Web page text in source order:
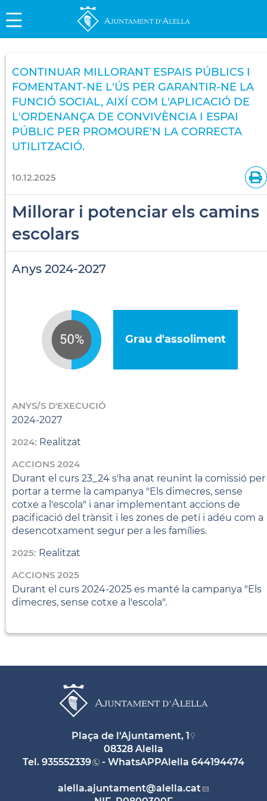
CONTINUAR MILLORANT ESPAIS PÚBLICS I
FOMENTANT-NE L'ÚS PER GARANTIR-NE LA
FUNCIÓ SOCIAL, AIXÍ COM L'APLICACIÓ DE
L'ORDENANÇA DE CONVIVÈNCIA I ESPAI
PÚBLIC PER PROMOURE'N LA CORRECTA
UTILITZACIÓ.
10.12.2025
Millorar i potenciar els camins
escolars
Anys 2024-2027
Grau d'assoliment
ANYS/S D'EXECUCIÓ
2024-2027
2024: Realitzat
ACCIONS 2024
Durant el curs 23_24 s'ha anat reunint la comissió per
portar a terme la campanya "Els dimecres, sense
cotxe a l'escola" i anar implementant accions de
pacificació del trànsit i les zones de petí i adéu com a
desencotxament segur per a les famílies.
2025: Realitzat
ACCIONS 2025
Durant el curs 2024-2025 es manté la campanya "Els
dimecres, sense cotxe a l'escola".
Plaça de l'Ajuntament, 1
08328 Alella
Tel. 935552339 - WhatsAPPAlella 644194474
alella.ajuntament@alella.cat